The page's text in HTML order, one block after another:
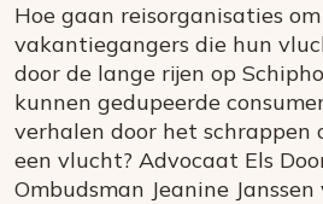
Hoe gaan reisorganisaties
vakantiegangers die hun
door de lange rijen op
kunnen gedupeerde
verhalen door het schrappen
een vlucht? Advocaat Els
Ombudsman Jeanine